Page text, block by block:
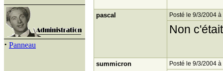
· Panneau
pascal Posté le 9/3/2004
Non
summicron Posté le 9/3/2004